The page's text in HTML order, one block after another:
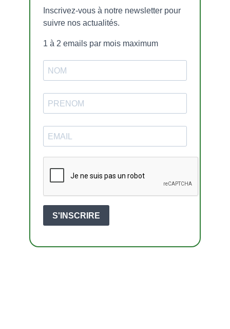
Inscrivez-vous à notre newsletter pour
suivre nos actualités.
1 à 2 emails par mois maximum
S'INSCRIRE